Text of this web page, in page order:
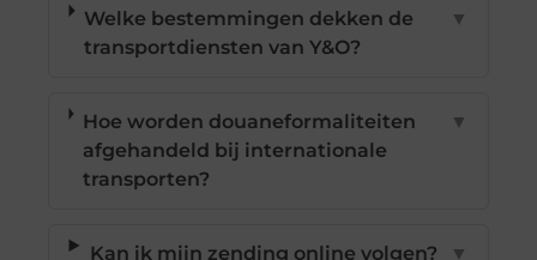
Welke bestemmingen dekken de
transportdiensten van Y&O?
▼
Hoe worden douaneformaliteiten
afgehandeld bij internationale
transporten?
▼
Kan ik mijn zending online volgen? ▼